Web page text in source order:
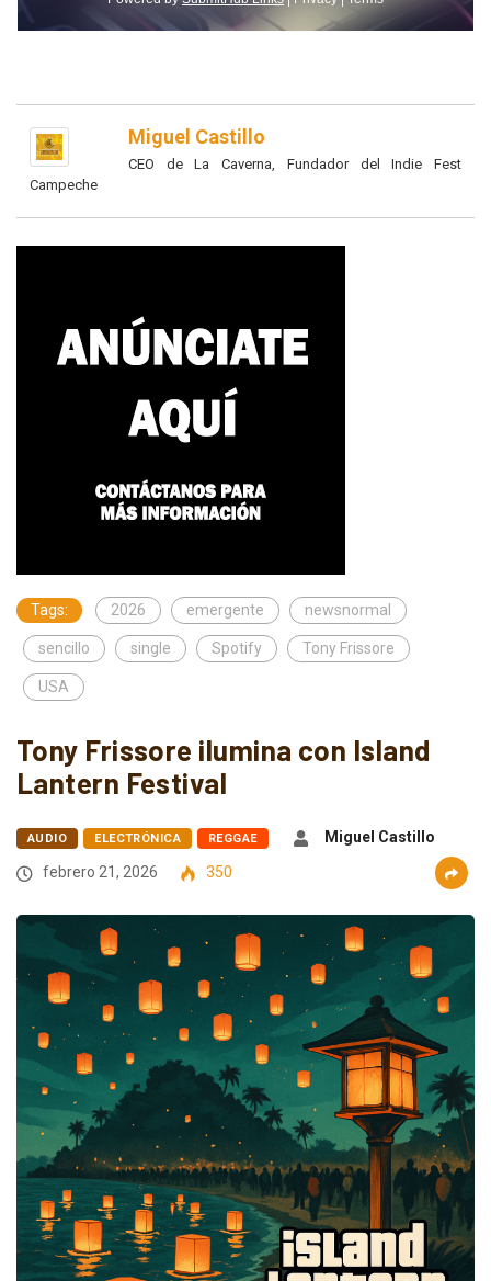
Miguel Castillo
CEO de La Caverna, Fundador del Indie Fest
Campeche
Tags: 2026 emergente newsnormal
sencillo single Spotify Tony Frissore
USA
Tony Frissore ilumina con Island
Lantern Festival
AUDIO ELECTRÓNICA REGGAE
Miguel Castillo
febrero 21, 2026
350